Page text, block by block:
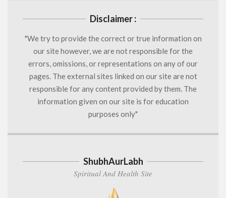
Disclaimer :
"We try to provide the correct or true information on
our site however, we are not responsible for the
errors, omissions, or representations on any of our
pages. The external sites linked on our site are not
responsible for any content provided by them. The
information given on our site is for education
purposes only"
ShubhAurLabh
Spiritual And Health Site